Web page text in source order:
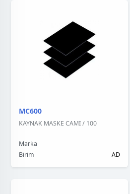
MC600
KAYNAK MASKE CAMI / 100
Marka
Birim
AD